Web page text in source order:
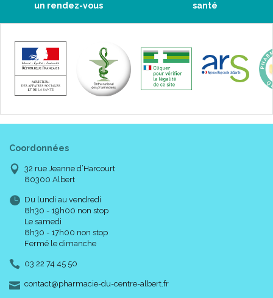
un rendez-vous
santé
Coordonnées
32 rue Jeanne d’Harcourt
80300 Albert
Du lundi au vendredi
8h30 - 19h00 non stop
Le samedi
8h30 - 17h00 non stop
Fermé le dimanche
03 22 74 45 50
contact-
@-
pharmacie-du-centre-albert.fr